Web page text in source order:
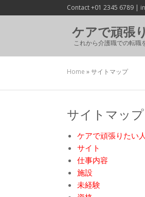
Contact +01 2345 6789 |
ケアで頑張
これから介護職での転職
Home »サイトマップ
サイトマップ
ケアで頑張りたい
サイト
仕事内容
施設
未経験